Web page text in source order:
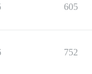
605
752